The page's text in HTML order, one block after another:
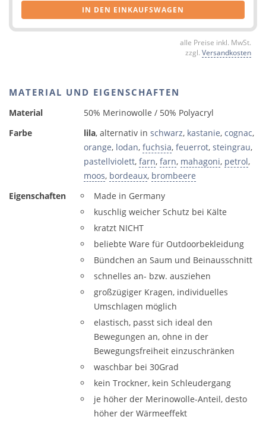
IN DEN EINKAUFSWAGEN
alle Preise inkl. MwSt.
zzgl. Versandkosten
MATERIAL UND EIGENSCHAFTEN
Material
50% Merinowolle / 50% Polyacryl
Farbe
lila, alternativ in schwarz, kastanie, cognac,
orange, lodan, fuchsia, feuerrot, steingrau,
pastellviolett, farn, farn, mahagoni, petrol,
moos, bordeaux, brombeere
Eigenschaften
Made in Germany
kuschlig weicher Schutz bei Kälte
kratzt NICHT
beliebte Ware für Outdoorbekleidung
Bündchen an Saum und Beinausschnitt
schnelles an- bzw. ausziehen
großzügiger Kragen, individuelles
Umschlagen möglich
elastisch, passt sich ideal den
Bewegungen an, ohne in der
Bewegungsfreiheit einzuschränken
waschbar bei 30Grad
kein Trockner, kein Schleudergang
je höher der Merinowolle-Anteil, desto
höher der Wärmeeffekt